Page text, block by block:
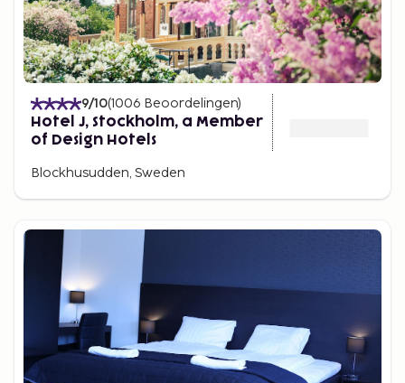
9/10(1006 Beoordelingen)
Hotel J, Stockholm, a Member
of Design Hotels
Blockhusudden, Sweden